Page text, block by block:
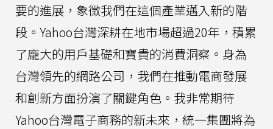
要的進展，象徵我們在這個產業邁入新的階
段。Yahoo台灣深耕在地市場超過20年，積累
了龐大的用戶基礎和寶貴的消費洞察。身為
台灣領先的網路公司，我們在推動電商發展
和創新方面扮演了關鍵角色。我非常期待
Yahoo台灣電子商務的新未來，統一集團將為